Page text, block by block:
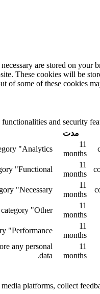
are stored on your
These cookies will be
of some of these cookies
and security
مدت
11
months
"Analytics".
11
months
"Functional".
11
months
"Necessary".
11
months
"Other.
11
months
"Performance".
11
months
any personal
data.
platforms, collect